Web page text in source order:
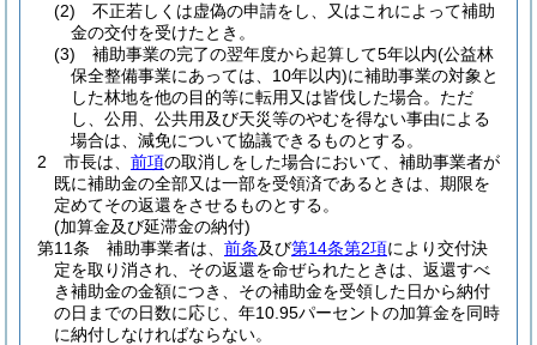
(2)
不正若しくは虚偽の申請をし、又はこれによって補助
金の交付を受けたとき。
(3)
補助事業の完了の翌年度から起算して5年以内(公益林
保全整備事業にあっては、10年以内)に補助事業の対象と
した林地を他の目的等に転用又は皆伐した場合。 ただ
し、公用、公共用及び天災等のやむを得ない事由による
場合は、減免について協議できるものとする。
2
市長は、 前項の取消しをした場合において、補助事業者が
既に補助金の全部又は一部を受領済であるときは、期限を
定めてその返還をさせるものとする。
(加算金及び延滞金の納付)
第11条
補助事業者は、 前条及び第14条第2項により交付決
定を取り消され、その返還を命ぜられたときは、返還すべ
き補助金の金額につき、その補助金を受領した日から納付
の日までの日数に応じ、年10.95パーセントの加算金を同時
に納付しなければならない。